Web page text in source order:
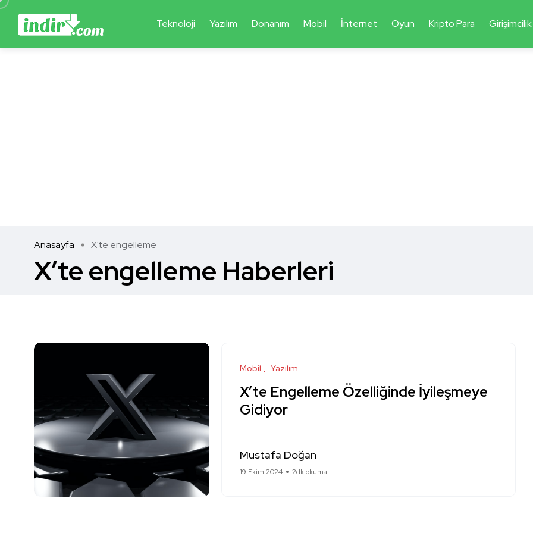
Teknoloji Yazılım Donanım Mobil İnternet Oyun Kripto Para Girişimcilik
Anasayfa X'te engelleme
X’te engelleme Haberleri
Mobil Yazılım
X’te Engelleme Özelliğinde İyileşmeye
Gidiyor
Mustafa Doğan
19 Ekim 2024 2dk okuma